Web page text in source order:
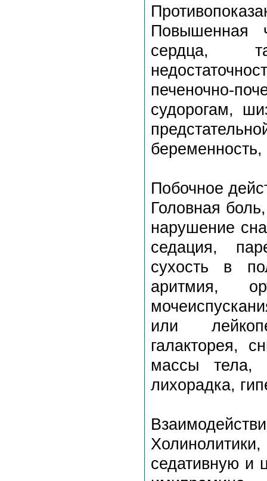
Повышенная
сердца,
печеночно-
судорогам,
беременность,
Побочное
Головная
нарушение
седация,
сухость в
аритмия,
или
галакторея,
массы тела,
лихорадка,
седативную и